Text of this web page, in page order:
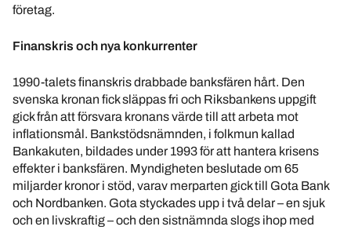
företag.
Finanskris och nya konkurrenter
1990-talets finanskris drabbade banksfären hårt. Den
svenska kronan fick släppas fri och Riksbankens uppgift
gick från att försvara kronans värde till att arbeta mot
inflationsmål. Bankstödsnämnden, i folkmun kallad
Bankakuten, bildades under 1993 för att hantera krisens
effekter i banksfären. Myndigheten beslutade om 65
miljarder kronor i stöd, varav merparten gick till Gota Bank
och Nordbanken. Gota styckades upp i två delar – en sjuk
och en livskraftig – och den sistnämnda slogs ihop med